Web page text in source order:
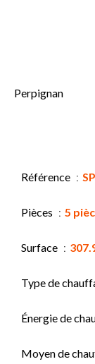
Perpignan
Référence
Pièces 5
Surface
Type de
Énergie de
Moyen de